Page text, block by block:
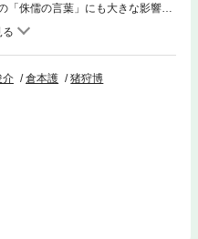
侏儒の言葉」にも大きな影響を
にニガヨモギの汁を使用した”と
性を鋭く風刺する。現代人必読の
介 倉本護
猪狩博